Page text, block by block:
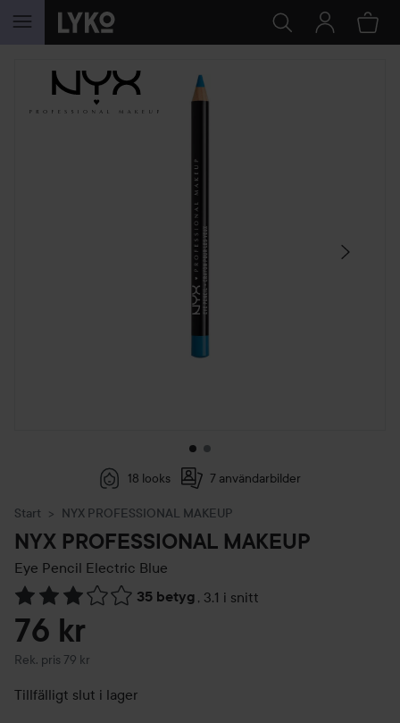
HOPPA TILL INNEHÅLLET
HOPPA ÖVER SEKTIONEN
18 looks 7 användarbilder
Start NYX PROFESSIONAL MAKEUP
NYX PROFESSIONAL MAKEUP
Eye Pencil Electric Blue
35 betyg , 3.1 i snitt
Hoppa till Betyg & kommentarer
76 kr
Rek. pris 79 kr
Rekommenderat pris 79 kr
Tillfälligt slut i lager